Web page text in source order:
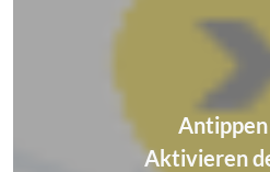
Antippen
Aktivieren